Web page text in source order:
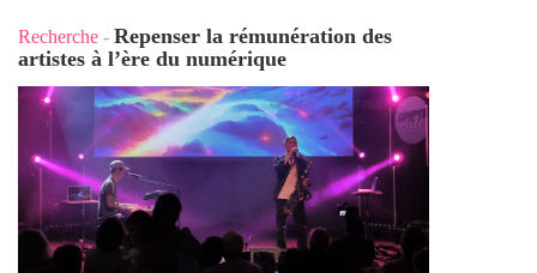
Recherche - Repenser la rémunération des
artistes à l’ère du numérique